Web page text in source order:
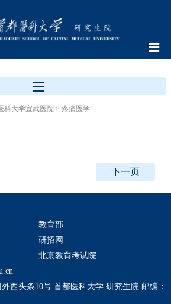
科大学宣武医院> 疼痛医学
下一页
教育部
研招网
北京教育考试院
西头条10号 首都医科大学 研究生院 邮编：